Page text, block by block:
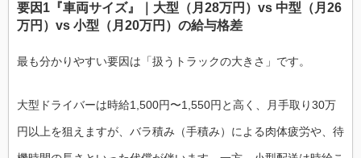
要因1『車両サイズ』｜大型（月28万円）vs 中型（月26
万円）vs 小型（月20万円）の給与格差
最も分かりやすい要因は「扱うトラックの大きさ」です。
大型ドライバーは時給1,500円〜1,550円と高く、月手取り30万
円以上を狙えますが、バラ積み（手積み）による肉体疲労や、待